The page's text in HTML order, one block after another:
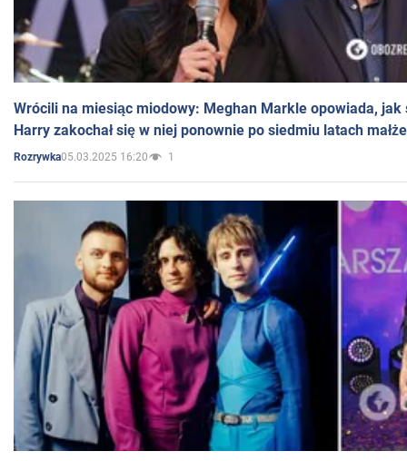
Wrócili na miesiąc miodowy: Meghan Markle opowiada, jak
Harry zakochał się w niej ponownie po siedmiu latach
Rozrywka05.03.2025 16:20 1